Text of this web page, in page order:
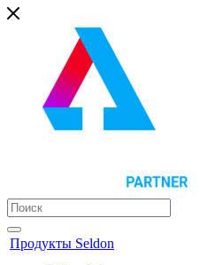
Продукты Seldon